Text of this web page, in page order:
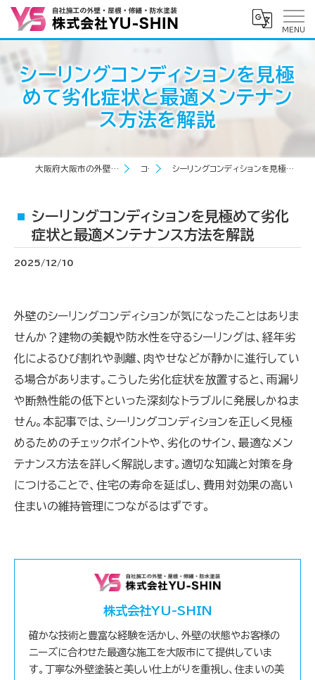
シーリングコンディションを見極
めて劣化症状と最適メンテナン
ス方法を解説
大阪府大阪市の外壁塗装なら株式会社YU-SHIN コラム シーリングコンディションを見極めて劣化症状と最適メンテナンス方法を解説
シーリングコンディションを見極めて劣化
症状と最適メンテナンス方法を解説
2025/12/10
外壁のシーリングコンディションが気になったことはありま
せんか？建物の美観や防水性を守るシーリングは、経年劣
化によるひび割れや剥離、肉やせなどが静かに進行してい
る場合があります。こうした劣化症状を放置すると、雨漏り
や断熱性能の低下といった深刻なトラブルに発展しかねま
せん。本記事では、シーリングコンディションを正しく見極
めるためのチェックポイントや、劣化のサイン、最適なメン
テナンス方法を詳しく解説します。適切な知識と対策を身
につけることで、住宅の寿命を延ばし、費用対効果の高い
住まいの維持管理につながるはずです。
株式会社YU-SHIN
確かな技術と豊富な経験を活かし、外壁の状態やお客様の
ニーズに合わせた最適な施工を大阪市にて提供していま
す。丁寧な外壁塗装と美しい仕上がりを重視し、住まいの美